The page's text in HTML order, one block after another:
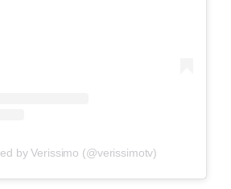
by Verissimo (@verissimotv)